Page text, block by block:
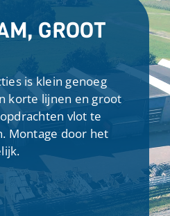
GROOT
is klein genoeg
korte lijnen en groot
vlot te
Montage door het